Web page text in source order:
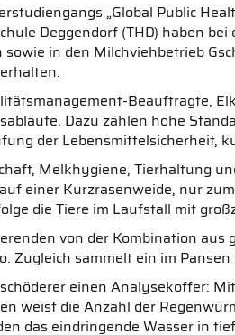
„Global Public
Deggendorf (THD) haben
in den Milchviehbetrieb
Beauftragte,
Dazu zählen hohe
der Lebensmittelsicherheit,
Melkhygiene, Tierhaltung
einer Kurzrasenweide, nur
die Tiere im Laufstall mit
von der Kombination
Zugleich sammelt ein im
einen Analysekoffer:
weist die Anzahl der
das eindringende Wasser in